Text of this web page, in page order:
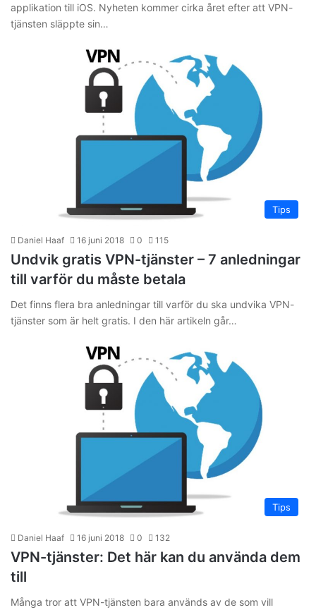
applikation till iOS. Nyheten kommer cirka året efter att VPN-
tjänsten släppte sin…
Tips
Daniel Haaf 16 juni 2018 0 115
Undvik gratis VPN-tjänster – 7 anledningar
till varför du måste betala
Det finns flera bra anledningar till varför du ska undvika VPN-
tjänster som är helt gratis. I den här artikeln går…
Tips
Daniel Haaf 16 juni 2018 0 132
VPN-tjänster: Det här kan du använda dem
till
Många tror att VPN-tjänsten bara används av de som vill